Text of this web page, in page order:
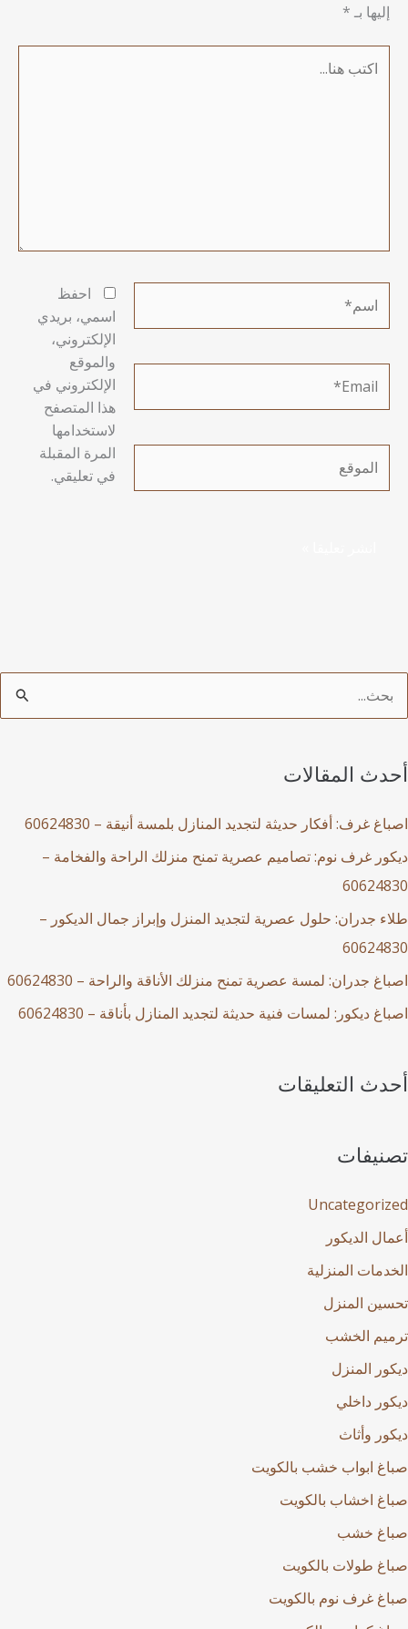
إليها بـ *
هنا...
احفظ
اسمي، بريدي
الإلكتروني،
والموقع
الإلكتروني في
هذا المتصفح
لاستخدامها
المرة المقبلة
في تعليقي.
ب
ح
ث
أحدث المقالات
اصباغ غرف: أفكار حديثة لتجديد المنازل بلمسة أنيقة – 60624830
ديكور غرف نوم: تصاميم عصرية تمنح منزلك الراحة والفخامة –
60624830
طلاء جدران: حلول عصرية لتجديد المنزل وإبراز جمال الديكور –
60624830
اصباغ جدران: لمسة عصرية تمنح منزلك الأناقة والراحة – 60624830
اصباغ ديكور: لمسات فنية حديثة لتجديد المنازل بأناقة – 60624830
أحدث التعليقات
تصنيفات
Uncategorized
أعمال الديكور
الخدمات المنزلية
تحسين المنزل
ترميم الخشب
ديكور المنزل
ديكور داخلي
ديكور وأثاث
صباغ ابواب خشب بالكويت
صباغ اخشاب بالكويت
صباغ خشب
صباغ طولات بالكويت
صباغ غرف نوم بالكويت